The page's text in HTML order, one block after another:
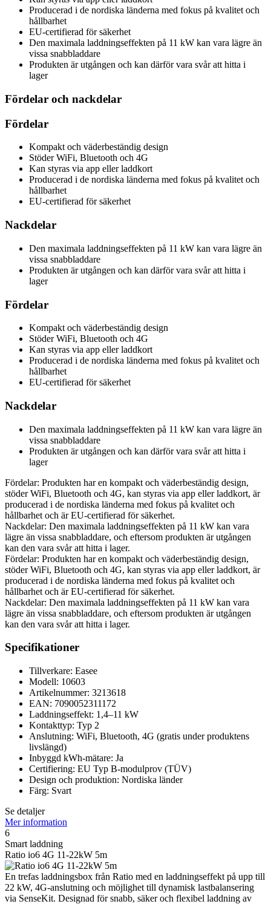
Producerad i de nordiska länderna med fokus på kvalitet och
hållbarhet
EU-certifierad för säkerhet
Den maximala laddningseffekten på 11 kW kan vara lägre än
vissa snabbladdare
Produkten är utgången och kan därför vara svår att hitta i
lager
Fördelar och nackdelar
Fördelar
Kompakt och väderbeständig design
Stöder WiFi, Bluetooth och 4G
Kan styras via app eller laddkort
Producerad i de nordiska länderna med fokus på kvalitet och
hållbarhet
EU-certifierad för säkerhet
Nackdelar
Den maximala laddningseffekten på 11 kW kan vara lägre än
vissa snabbladdare
Produkten är utgången och kan därför vara svår att hitta i
lager
Fördelar
Kompakt och väderbeständig design
Stöder WiFi, Bluetooth och 4G
Kan styras via app eller laddkort
Producerad i de nordiska länderna med fokus på kvalitet och
hållbarhet
EU-certifierad för säkerhet
Nackdelar
Den maximala laddningseffekten på 11 kW kan vara lägre än
vissa snabbladdare
Produkten är utgången och kan därför vara svår att hitta i
lager
Fördelar: Produkten har en kompakt och väderbeständig design,
stöder WiFi, Bluetooth och 4G, kan styras via app eller laddkort, är
producerad i de nordiska länderna med fokus på kvalitet och
hållbarhet och är EU-certifierad för säkerhet.
Nackdelar: Den maximala laddningseffekten på 11 kW kan vara
lägre än vissa snabbladdare, och eftersom produkten är utgången
kan den vara svår att hitta i lager.
Fördelar: Produkten har en kompakt och väderbeständig design,
stöder WiFi, Bluetooth och 4G, kan styras via app eller laddkort, är
producerad i de nordiska länderna med fokus på kvalitet och
hållbarhet och är EU-certifierad för säkerhet.
Nackdelar: Den maximala laddningseffekten på 11 kW kan vara
lägre än vissa snabbladdare, och eftersom produkten är utgången
kan den vara svår att hitta i lager.
Specifikationer
Tillverkare: Easee
Modell: 10603
Artikelnummer: 3213618
EAN: 7090052311172
Laddningseffekt: 1,4–11 kW
Kontakttyp: Typ 2
Anslutning: WiFi, Bluetooth, 4G (gratis under produktens
livslängd)
Inbyggd kWh-mätare: Ja
Certifiering: EU Typ B-modulprov (TÜV)
Design och produktion: Nordiska länder
Färg: Svart
Se detaljer
Mer information
6
Smart laddning
Ratio io6 4G 11-22kW 5m
En trefas laddningsbox från Ratio med en laddningseffekt på upp till
22 kW, 4G-anslutning och möjlighet till dynamisk lastbalansering
via SenseKit. Designad för snabb, säker och flexibel laddning av